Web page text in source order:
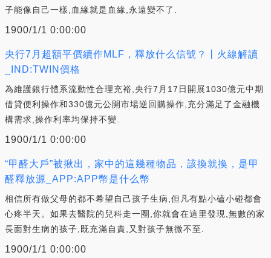
子能像自己一樣,血緣就是血緣,永遠變不了.
1900/1/1 0:00:00
央行7月超額平價續作MLF，釋放什么信號？丨火線解讀
_IND:TWIN價格
為維護銀行體系流動性合理充裕,央行7月17日開展1030億元中期
借貸便利操作和330億元公開市場逆回購操作,充分滿足了金融機
構需求,操作利率均保持不變.
1900/1/1 0:00:00
“甲醛大戶”被揪出，家中的這幾種物品，該換就換，是甲
醛釋放源_APP:APP幣是什么幣
相信所有做父母的都不希望自己孩子生病,但凡有點小磕小碰都會
心疼半天。如果去醫院的兒科走一圈,你就會在這里發現,無數的家
長面對生病的孩子,既充滿自責,又對孩子無微不至.
1900/1/1 0:00:00